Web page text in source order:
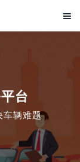

台
车辆难题